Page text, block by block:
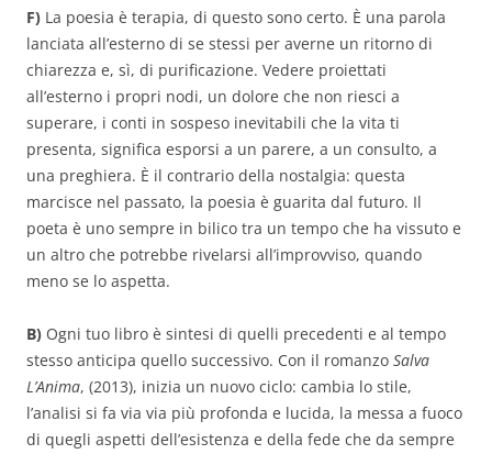
F) La poesia è terapia, di questo sono certo. È una parola
lanciata all’esterno di se stessi per averne un ritorno di
chiarezza e, sì, di purificazione. Vedere proiettati
all’esterno i propri nodi, un dolore che non riesci a
superare, i conti in sospeso inevitabili che la vita ti
presenta, significa esporsi a un parere, a un consulto, a
una preghiera. È il contrario della nostalgia: questa
marcisce nel passato, la poesia è guarita dal futuro. Il
poeta è uno sempre in bilico tra un tempo che ha vissuto e
un altro che potrebbe rivelarsi all’improvviso, quando
meno se lo aspetta.
B) Ogni tuo libro è sintesi di quelli precedenti e al tempo
stesso anticipa quello successivo. Con il romanzo Salva
L’Anima, (2013), inizia un nuovo ciclo: cambia lo stile,
l’analisi si fa via via più profonda e lucida, la messa a fuoco
di quegli aspetti dell’esistenza e della fede che da sempre